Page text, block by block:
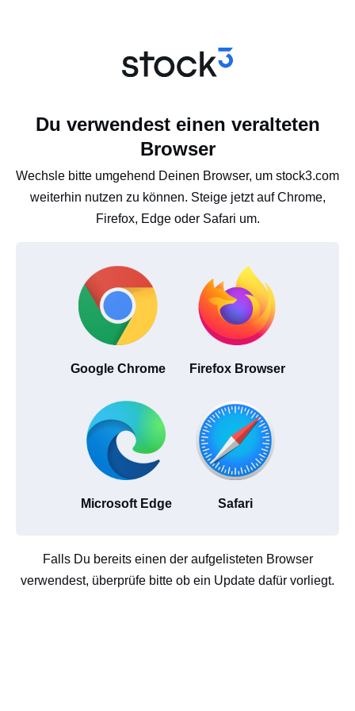
Du verwendest einen veralteten
Browser
Wechsle bitte umgehend Deinen Browser, um stock3.com
weiterhin nutzen zu können. Steige jetzt auf Chrome,
Firefox, Edge oder Safari um.
Google Chrome Firefox Browser
Microsoft Edge Safari
Falls Du bereits einen der aufgelisteten Browser
verwendest, überprüfe bitte ob ein Update dafür vorliegt.